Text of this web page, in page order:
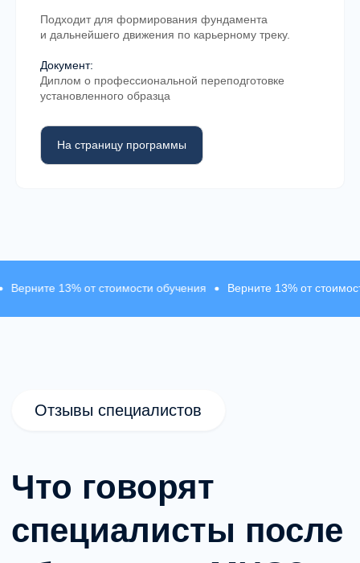
Подходит для формирования фундамента
и дальнейшего движения по карьерному треку.
Документ:
Диплом о профессиональной переподготовке
установленного образца
На страницу программы
13% от стоимости обучения Верните 13% от стоимости
профессионального сообщества MHC.
развития практики.
Супервизия и профессиональная
клиническими случаями и обсуждают
терапевтические решения.
Разбор клинических кейсов